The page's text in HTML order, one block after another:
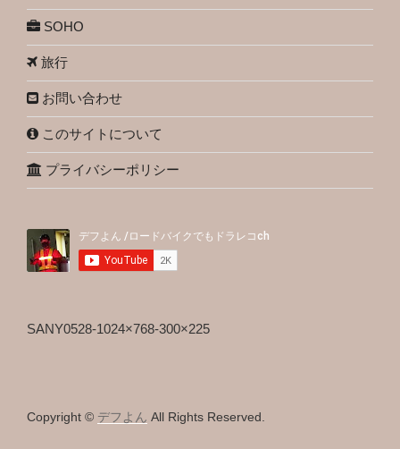
SOHO
旅行
お問い合わせ
このサイトについて
プライバシーポリシー
SANY0528-1024×768-300×225
Copyright © デフよん All Rights Reserved.